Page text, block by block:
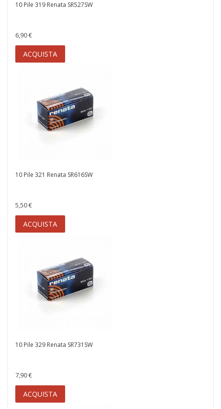
10 Pile 319 Renata SR527SW
6,90 €
ACQUISTA
10 Pile 321 Renata SR616SW
5,50 €
ACQUISTA
10 Pile 329 Renata SR731SW
7,90 €
ACQUISTA